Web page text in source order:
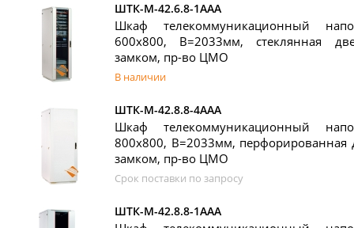
ШТК-М-42.6.8-1ААА
Шкаф телекоммуникационный
600x800, В=2033мм, стеклянная
замком, пр-во ЦМО
В наличии
ШТК-М-42.8.8-4ААА
Шкаф телекоммуникационный
800x800, В=2033мм, перфорированная
замком, пр-во ЦМО
Срок поставки по запросу
ШТК-М-42.8.8-1ААА